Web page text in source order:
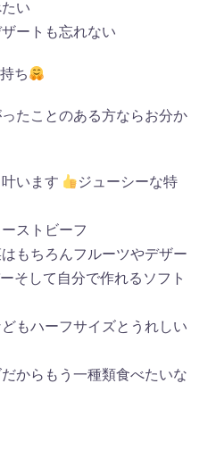
い
ートも忘れない
ち
たことのある方ならお分か
います
ジューシーな特
ストビーフ
もちろんフルーツやデザー
そして自分で作れるソフト
もハーフサイズとうれしい
からもう一種類食べたいな